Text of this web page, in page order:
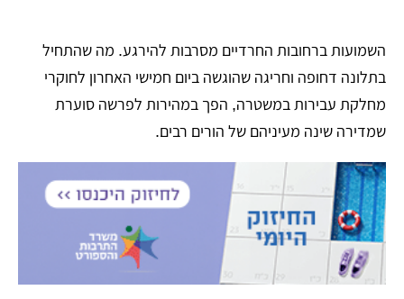
השמועות ברחובות החרדיים מסרבות להירגע. מה שהתחיל
בתלונה דחופה וחריגה שהוגשה ביום חמישי האחרון לחוקרי
מחלקת עבירות במשטרה, הפך במהירות לפרשה סוערת
שמדירה שינה מעיניהם של הורים רבים.